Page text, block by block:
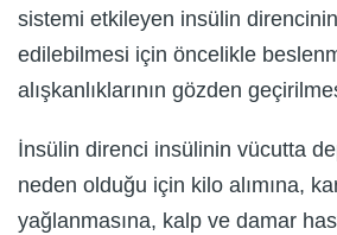
sistemi etkileyen insülin
edilebilmesi için öncelikle
alışkanlıklarının gözden
İnsülin direnci insülinin vücutta
neden olduğu için kilo alımına,
yağlanmasına, kalp ve damar